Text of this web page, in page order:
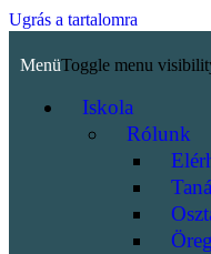
Ugrás a tartalomra
MenüToggle menu
Iskola
Rólunk